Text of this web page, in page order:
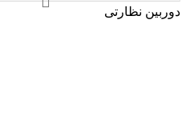
دوربین نظارتی